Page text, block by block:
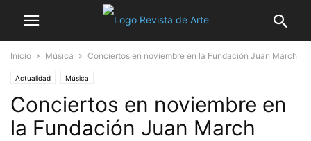
Inicio Música Conciertos en noviembre en la Fundación Juan March
Actualidad Música
Conciertos en noviembre en
la Fundación Juan March